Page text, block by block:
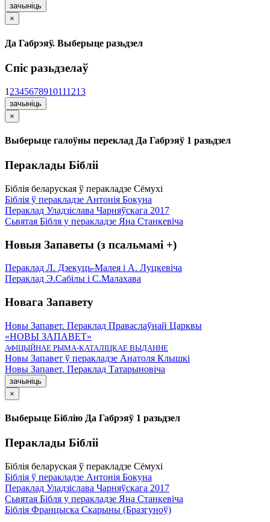
зачыніць
×
Да Габрэяў. Выберыце разьдзел
Спіс разьдзелаў
1 2345678910111213
зачыніць
×
Выберыце галоўны переклад Да Габрэяў 1 разьдзел
Пераклады Бібліі
Біблія беларуская ў перакладзе Сёмухі
Біблія ў перакладзе Антонія Бокуна
Пераклад Уладзіслава Чарняўскага 2017
Сьвятая Бібля у перакладзе Яна Станкевіча
Новыя Запаветы (з псальмамі +)
Пераклад Л. Дзекуць-Малея і А. Луцкевіча
Пераклад Э.Сабілы і С.Малахава
Новага Запавету
Новы Запавет. Пераклад Праваслаўнай Царквы
«НОВЫ ЗАПАВЕТ»
АФІЦЫЙНАЕ РЫМА-КАТАЛІЦКАЕ ВЫДАННЕ
Новы Запавет ў перакладзе Анатоля Клышкi
Новы Запавет. Пераклад Татарыновіча
зачыніць
×
Выберыце Біблію Да Габрэяў 1 разьдзел
Пераклады Бібліі
Біблія беларуская ў перакладзе Сёмухі
Біблія ў перакладзе Антонія Бокуна
Пераклад Уладзіслава Чарняўскага 2017
Сьвятая Бібля у перакладзе Яна Станкевіча
Біблія Францыска Скарыны (Бразгуноў)